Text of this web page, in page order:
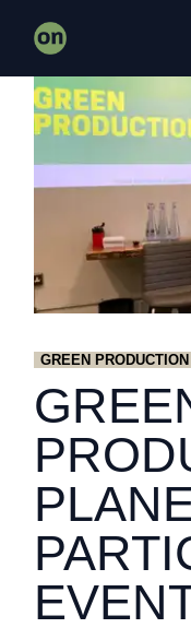
GREEN PRODUCTION